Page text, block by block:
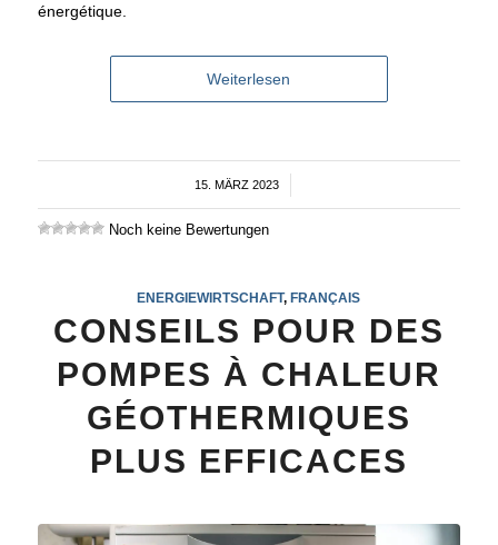
énergétique.
Weiterlesen
15. MÄRZ 2023
/
Noch keine Bewertungen
ENERGIEWIRTSCHAFT, FRANÇAIS
CONSEILS POUR DES
POMPES À CHALEUR
GÉOTHERMIQUES
PLUS EFFICACES